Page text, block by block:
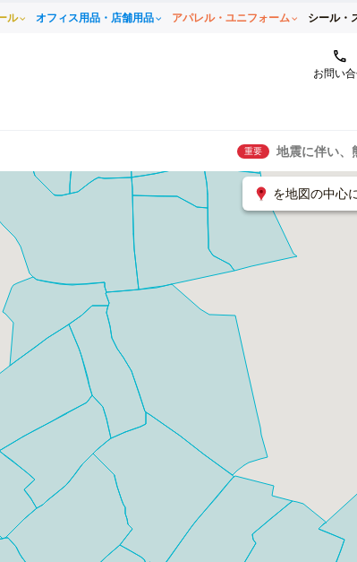
ル オフィス用品・店舗用品 アパレル・ユニフォーム シール・
お問い
重要 地震に伴い、
を地図の中心